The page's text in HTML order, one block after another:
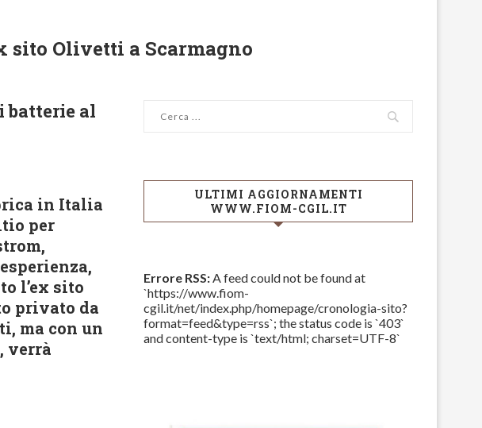
sito Olivetti a Scarmagno
batterie al
in Italia
per
l’ex sito
privato da
ma con un
verrà
ULTIMI AGGIORNAMENTI
WWW.FIOM-CGIL.IT
Errore RSS:A feed could not be found at
`https://www.fiom-
cgil.it/net/index.php/homepage/cronologia-sito?
format=feed&type=rss`; the status code is `403`
and content-type is `text/html; charset=UTF-8`